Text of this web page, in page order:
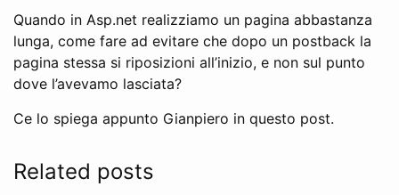
Quando in Asp.net realizziamo un pagina abbastanza
lunga, come fare ad evitare che dopo un postback la
pagina stessa si riposizioni all’inizio, e non sul punto
dove l’avevamo lasciata?
Ce lo spiega appunto Gianpiero in questo post.
Related posts